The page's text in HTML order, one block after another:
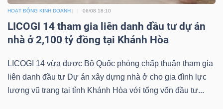
HOẠT ĐỘNG KINH DOANH 06/08 18:10
LICOGI 14 tham gia liên danh đầu tư dự án
nhà ở 2,100 tỷ đồng tại Khánh Hòa
LICOGI 14 vừa được Bộ Quốc phòng chấp thuận tham gia
liên danh đầu tư Dự án xây dựng nhà ở cho gia đình lực
lượng vũ trang tại tỉnh Khánh Hòa với tổng vốn đầu tư...